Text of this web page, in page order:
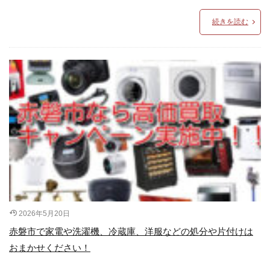
続きを読む
2026年5月20日
赤磐市で家電や洗濯機、冷蔵庫、洋服などの処分や片付けは
おまかせください！